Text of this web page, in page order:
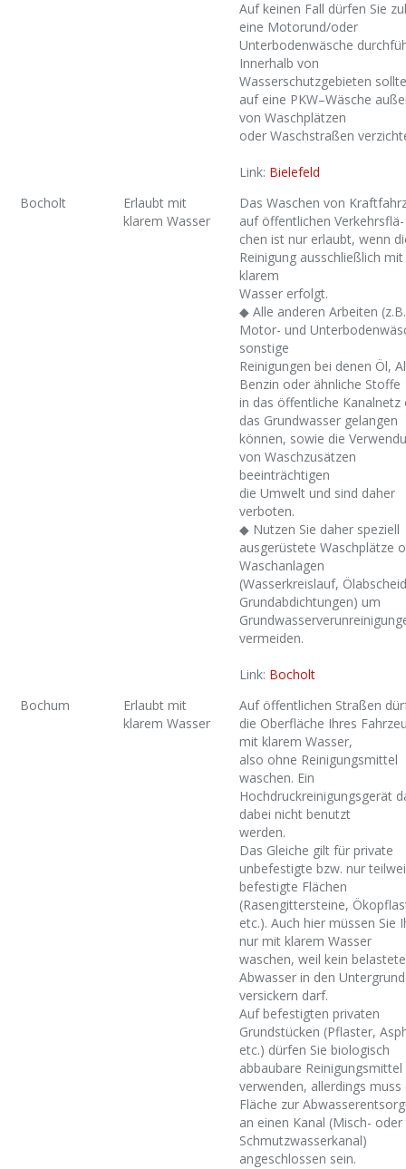
Auf keinen Fall dürfen Sie
eine Motorund/oder
Unterbodenwäsche
Innerhalb von
Wasserschutzgebieten
auf eine PKW–Wäsche
von Waschplätzen
oder Waschstraßen
Link: Bielefeld
Bocholt
Erlaubt mit
klarem Wasser
Das Waschen von
auf öffentlichen Verkehrsflä-
chen ist nur erlaubt, wenn
Reinigung ausschließlich mit
klarem
Wasser erfolgt.
◆ Alle anderen Arbeiten (z.B.
Motor- und
sonstige
Reinigungen bei denen Öl,
Benzin oder ähnliche Stoffe
in das öffentliche Kanalnetz
das Grundwasser gelangen
können, sowie die
von Waschzusätzen
beeinträchtigen
die Umwelt und sind daher
verboten.
◆ Nutzen Sie daher speziell
ausgerüstete Waschplätze
Waschanlagen
(Wasserkreislauf,
Grundabdichtungen) um
vermeiden.
Link: Bocholt
Bochum
Erlaubt mit
klarem Wasser
Auf öffentlichen Straßen
die Oberfläche Ihres
mit klarem Wasser,
also ohne Reinigungsmittel
waschen. Ein
Hochdruckreinigungsgerät
dabei nicht benutzt
werden.
Das Gleiche gilt für private
unbefestigte bzw. nur
befestigte Flächen
(Rasengittersteine,
etc.). Auch hier müssen Sie
nur mit klarem Wasser
waschen, weil kein
Abwasser in den Untergrund
versickern darf.
Auf befestigten privaten
Grundstücken (Pflaster,
etc.) dürfen Sie biologisch
abbaubare Reinigungsmittel
verwenden, allerdings muss
Fläche zur
an einen Kanal (Misch- oder
Schmutzwasserkanal)
angeschlossen sein.